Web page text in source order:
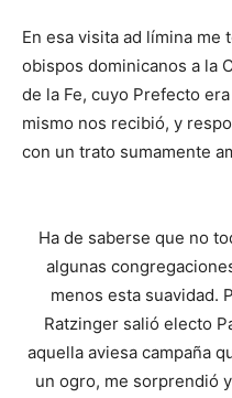
En esa visita ad límina
obispos dominicanos a la
de la Fe, cuyo Pre­fecto
mismo nos reci­bió, y
con un trato sumamente
Ha de saberse que no
algunas
menos esta suavidad.
Ratzinger salió electo
aquella aviesa campaña
un ogro, me sorprendió